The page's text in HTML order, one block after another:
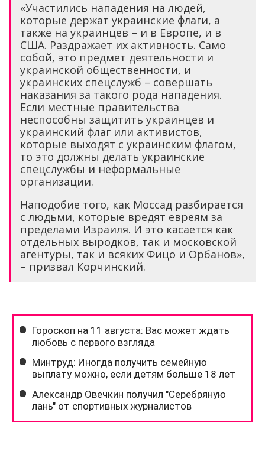
«Участились нападения на людей,
которые держат украинские флаги, а
также на украинцев – и в Европе, и в
США. Раздражает их активность. Само
собой, это предмет деятельности и
украинской общественности, и
украинских спецслужб – совершать
наказания за такого рода нападения.
Если местные правительства
неспособны защитить украинцев и
украинский флаг или активистов,
которые выходят с украинским флагом,
то это должны делать украинские
спецслужбы и неформальные
организации.
Наподобие того, как Моссад разбирается
с людьми, которые вредят евреям за
пределами Израиля. И это касается как
отдельных выродков, так и московской
агентуры, так и всяких Фицо и Орбанов»,
– призвал Корчинский.